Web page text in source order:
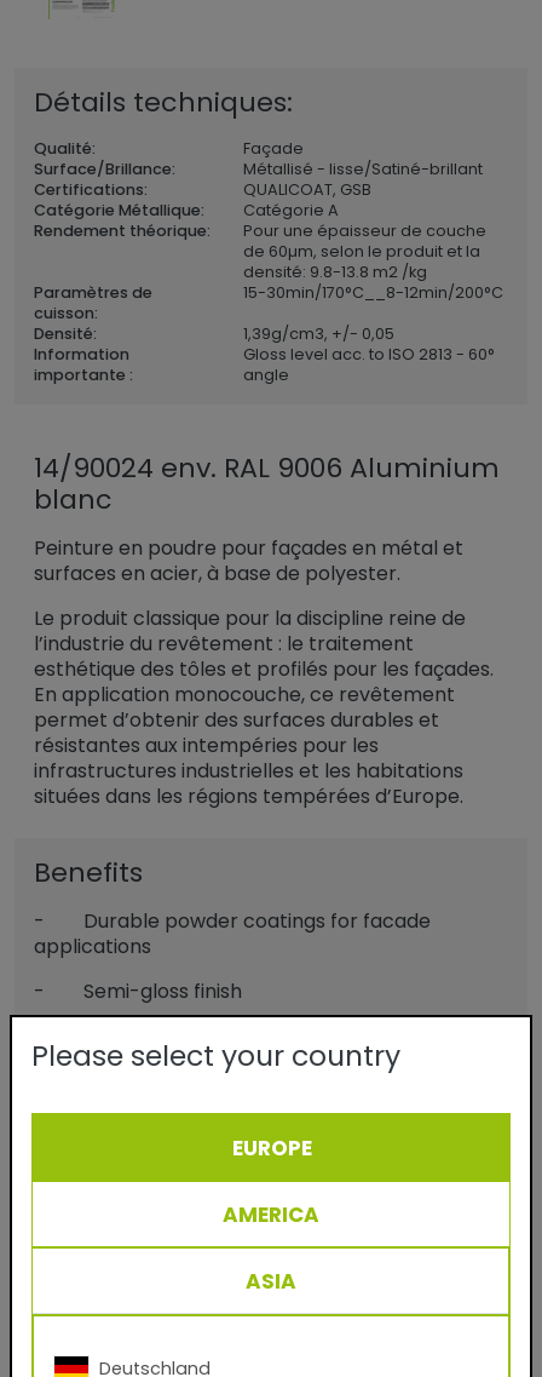
Détails techniques:
Qualité:
Façade
Surface/Brillance:
Métallisé - lisse/Satiné-brillant
Certifications:
QUALICOAT, GSB
Catégorie Métallique:
Catégorie A
Rendement théorique:
Pour une épaisseur de couche
de 60µm, selon le produit et la
densité: 9.8-13.8 m2 /kg
Paramètres de
cuisson:
15-30min/170°C__8-12min/200°C
Densité:
1,39g/cm3, +/- 0,05
Information
importante :
Gloss level acc. to ISO 2813 - 60°
angle
14/90024 env. RAL 9006 Aluminium
blanc
Peinture en poudre pour façades en métal et
surfaces en acier, à base de polyester.
Le produit classique pour la discipline reine de
l’industrie du revêtement : le traitement
esthétique des tôles et profilés pour les façades.
En application monocouche, ce revêtement
permet d’obtenir des surfaces durables et
résistantes aux intempéries pour les
infrastructures industrielles et les habitations
situées dans les régions tempérées d’Europe.
Benefits
- Durable powder coatings for facade
applications
- Semi-gloss finish
- Virtually 100% material utilization
- Protection and decoration
pour votre système de rendu CGI
Please select your country
EUROPE
AMERICA
ASIA
Deutschland